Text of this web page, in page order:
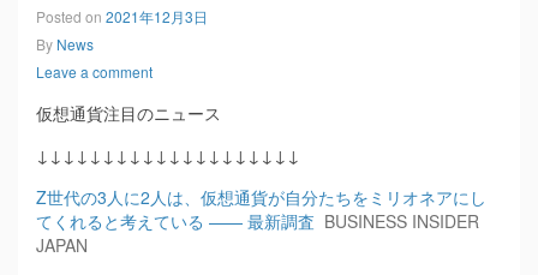
Posted on 2021年12月3日
By News
Leave a comment
仮想通貨注目のニュース
↓↓↓↓↓↓↓↓↓↓↓↓↓↓↓↓↓↓↓↓
Z世代の3人に2人は、仮想通貨が自分たちをミリオネアにし
てくれると考えている —— 最新調査 BUSINESS INSIDER
JAPAN